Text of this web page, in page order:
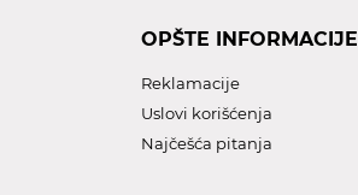
OPŠTE INFORMACIJE
Reklamacije
Uslovi korišćenja
Najčešća pitanja